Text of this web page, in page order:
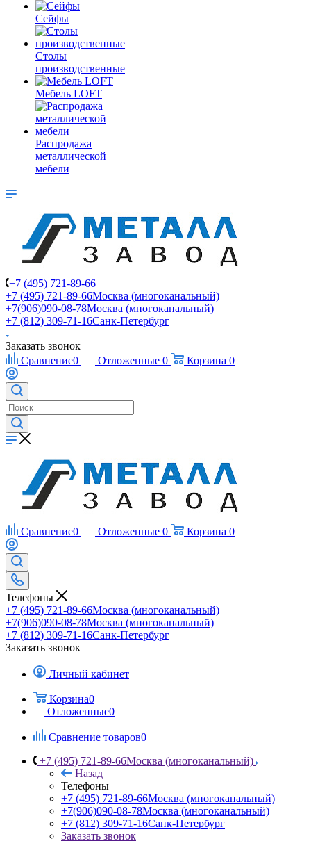
Сейфы
Столы
производственные
Мебель LOFT
Распродажа
металлической
мебели
+7 (495) 721-89-66
+7 (495) 721-89-66Москва (многоканальный)
+7(906)090-08-78Москва (многоканальный)
+7 (812) 309-71-16Санк-Петербург
Заказать звонок
Сравнение0 Отложенные 0 Корзина 0
Сравнение0 Отложенные 0 Корзина 0
Телефоны
+7 (495) 721-89-66Москва (многоканальный)
+7(906)090-08-78Москва (многоканальный)
+7 (812) 309-71-16Санк-Петербург
Заказать звонок
Личный кабинет
Корзина0
Отложенные0
Сравнение товаров0
+7 (495) 721-89-66Москва (многоканальный)
Назад
Телефоны
+7 (495) 721-89-66Москва (многоканальный)
+7(906)090-08-78Москва (многоканальный)
+7 (812) 309-71-16Санк-Петербург
Заказать звонок